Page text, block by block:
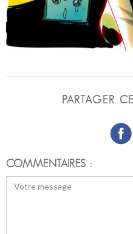
PARTAGER
COMMENTAIRES :